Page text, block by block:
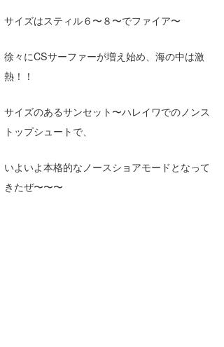
サイズはスティル６〜８〜でファイア〜
徐々にCSサーファーが増え始め、海の中は激
熱！！
サイズのあるサンセット〜ハレイワでのノンス
トップシュートで、
いよいよ本格的なノースショアモードとなって
きたぜ〜〜〜
Yasunari Inoue
DELTA FORCE SURF
CBA Films
熊谷素子
Colors MAGAZINE
福島寿実子
進士剛光
田原啓江
植村未来
NOBUFUKU
波伝説スタッフ
Aichan
chan-U
ECE
G◎Da